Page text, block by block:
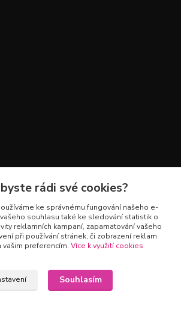
byste rádi své cookies?
ke správnému fungování našeho e-
souhlasu také ke sledování statistik o
reklamních kampaní, zapamatování vašeho
při používání stránek, či zobrazení reklam
preferencím. Více k využití cookies
Souhlasím